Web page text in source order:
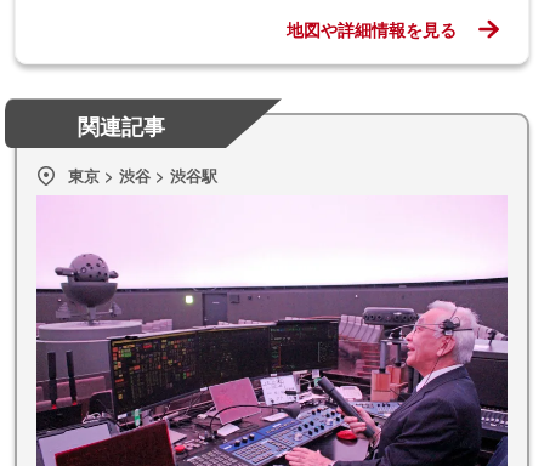
地図や詳細情報を見る
関連記事
東京 > 渋谷 > 渋谷駅